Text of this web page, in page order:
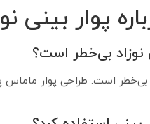
پوار بینی
نوزاد بی‌خطر است؟
بی‌خطر است. طراحی پوار